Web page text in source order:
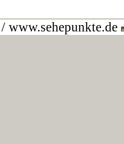
www.sehepunkte.de